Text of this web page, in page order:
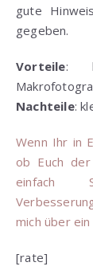
gute
gegeben.
Vorteile:
Nachteile:
Wenn Ihr in
ob Euch
einfach
mich über
[rate]